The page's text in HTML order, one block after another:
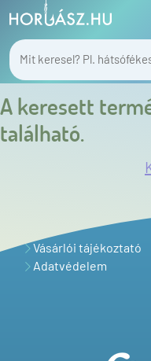
A keresett
található.
Vásárlói tájékoztató
Adatvédelem